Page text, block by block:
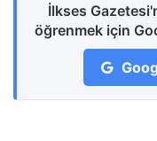
İlkses
öğrenmek için